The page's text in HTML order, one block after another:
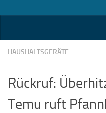
HAUSHALTSGERÄTE
Rückruf:
Temu ruft